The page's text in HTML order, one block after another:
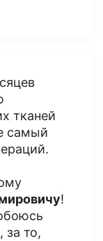
тканей
самый
!
за то,